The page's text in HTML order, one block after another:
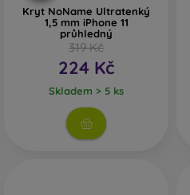
Kryt NoName Ultratenký
1,5 mm iPhone 11
průhledný
319 Kč
224 Kč
Skladem > 5 ks